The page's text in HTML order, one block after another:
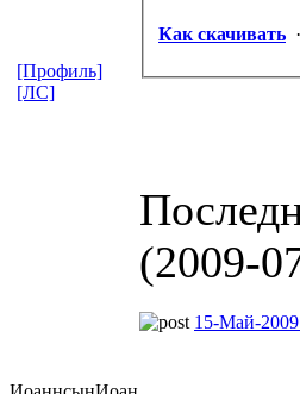
Как скачивать
(2009-
[Профиль]
[ЛС]
15-Май-2009